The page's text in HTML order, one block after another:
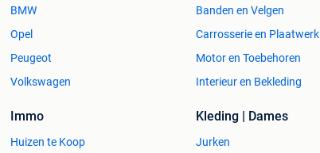
BMW
Opel
Peugeot
Volkswagen
Banden en Velgen
Carrosserie en Plaatwerk
Motor en Toebehoren
Interieur en Bekleding
Immo
Huizen te Koop
Kleding | Dames
Jurken